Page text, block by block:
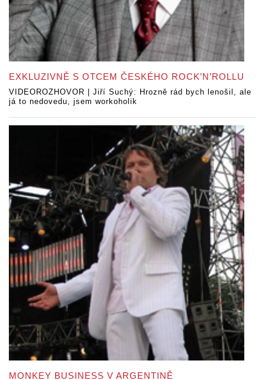
EXKLUZIVNĚ S OTCEM ČESKÉHO ROCK’N’ROLLU
VIDEOROZHOVOR | Jiří Suchý: Hrozně rád bych lenošil, ale
já to nedovedu, jsem workoholik
MONKEY BUSINESS V ARGENTINĚ